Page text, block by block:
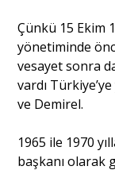
Çünkü 15 Ekim
yönetiminde
vesayet sonra
vardı
ve Demirel.
1965 ile 1970
başkanı olarak